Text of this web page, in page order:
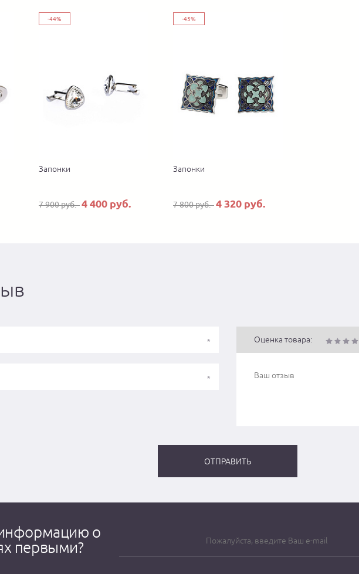
-44%
Запонки
7 900 руб.4 400 руб.
-45%
Запонки
7 800 руб.4 320 руб.
Оценка товара:
информацию о
первыми?